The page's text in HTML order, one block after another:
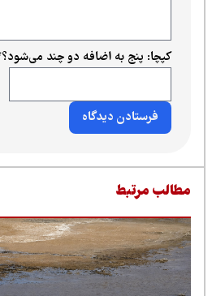
کپچا: پنج به اضافه دو چند می‌شود؟*
مرتبط